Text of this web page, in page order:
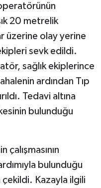
20 metrelik
üzerine olay yerine
sevk edildi.
sağlık ekiplerince
ardından Tıp
Tedavi altına
bulunduğu
bulunduğu
çekildi. Kazayla ilgili